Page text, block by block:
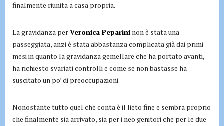
finalmente riunita a casa propria.
La gravidanza perVeronica Peparini non è stata una
passeggiata, anzi è stata abbastanza complicata già dai primi
mesi in quanto la gravidanza gemellare che ha portato avanti,
ha richiesto svariati controlli e come se non bastasse ha
suscitato un po’ di preoccupazioni.
Nonostante tutto quel che conta è il lieto fine e sembra proprio
che finalmente sia arrivato, sia per i neo genitori che per le due